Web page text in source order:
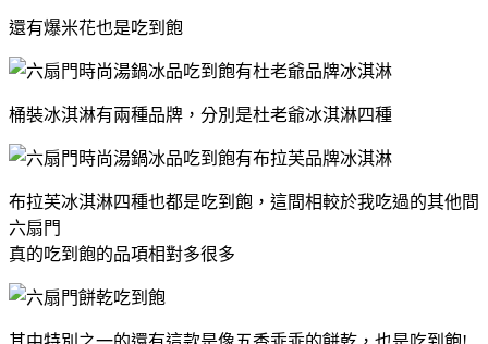
還有爆米花也是吃到飽
桶裝冰淇淋有兩種品牌，分別是杜老爺冰淇淋四種
布拉芙冰淇淋四種也都是吃到飽，這間相較於我吃過的其他間
六扇門
真的吃到飽的品項相對多很多